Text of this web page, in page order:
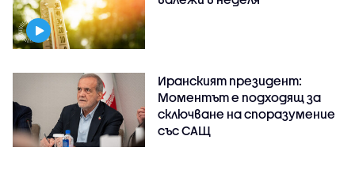
Иранският президент:
Моментът е подходящ за
сключване на споразумение
със САЩ